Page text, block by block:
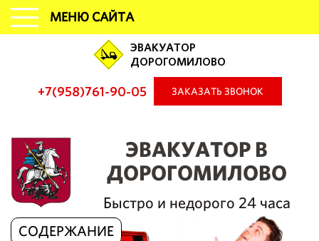
МЕНЮ САЙТА
ЭВАКУАТОР
ДОРОГОМИЛОВО
+7(958)761-90-05 ЗАКАЗАТЬ ЗВОНОК
ЭВАКУАТОР В
ДОРОГОМИЛОВО
Быстро и недорого 24 часа
СОДЕРЖАНИЕ